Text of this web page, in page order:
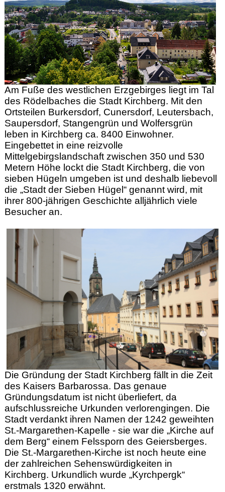
Am Fuße des westlichen Erzgebirges liegt im Tal
des Rödelbaches die Stadt Kirchberg. Mit den
Ortsteilen Burkersdorf, Cunersdorf, Leutersbach,
Saupersdorf, Stangengrün und Wolfersgrün
leben in Kirchberg ca. 8400 Einwohner.
Eingebettet in eine reizvolle
Mittelgebirgslandschaft zwischen 350 und 530
Metern Höhe lockt die Stadt Kirchberg, die von
sieben Hügeln umgeben ist und deshalb liebevoll
die „Stadt der Sieben Hügel“ genannt wird, mit
ihrer 800-jährigen Geschichte alljährlich viele
Besucher an.
Die Gründung der Stadt Kirchberg fällt in die Zeit
des Kaisers Barbarossa. Das genaue
Gründungsdatum ist nicht überliefert, da
aufschlussreiche Urkunden verlorengingen. Die
Stadt verdankt ihren Namen der 1242 geweihten
St.-Margarethen-Kapelle - sie war die „Kirche auf
dem Berg“ einem Felssporn des Geiersberges.
Die St.-Margarethen-Kirche ist noch heute eine
der zahlreichen Sehenswürdigkeiten in
Kirchberg. Urkundlich wurde „Kyrchpergk“
erstmals 1320 erwähnt.